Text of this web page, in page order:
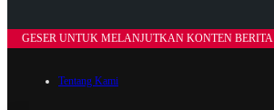
GESER UNTUK MELANJUTKAN KONTEN BERITA
Tentang Kami